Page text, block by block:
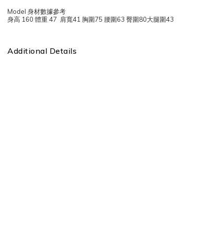
Model 身材數據參考
身高 160 體重 47 肩寬41 胸圍75 腰圍63 臀圍80大腿圍43
Additional Details